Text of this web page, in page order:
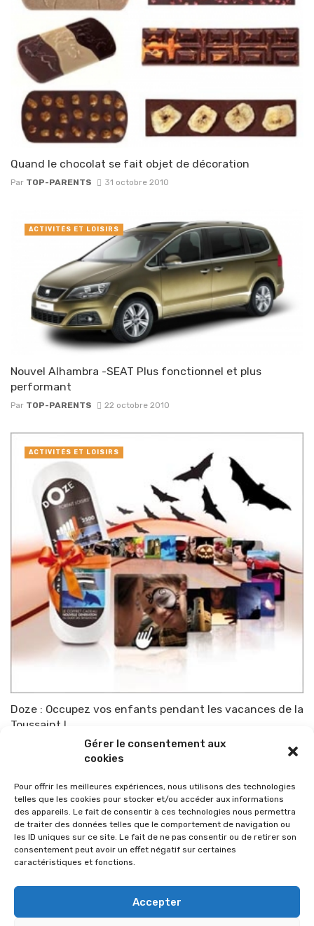
Gérer le consentement aux
cookies
Pour offrir les meilleures expériences, nous utilisons des technologies
telles que les cookies pour stocker et/ou accéder aux informations
des appareils. Le fait de consentir à ces technologies nous permettra
de traiter des données telles que le comportement de navigation ou
les ID uniques sur ce site. Le fait de ne pas consentir ou de retirer son
consentement peut avoir un effet négatif sur certaines
caractéristiques et fonctions.
Accepter
Quand le chocolat se fait objet de décoration
Par TOP-PARENTS 31 octobre 2010
Nouvel Alhambra -SEAT Plus fonctionnel et plus
performant
Par TOP-PARENTS 22 octobre 2010
ACTIVITÉS ET LOISIRS
Doze : Occupez vos enfants pendant les vacances de la
Toussaint !
TOP-PARENTS 22 octobre 2010
ACTIVITÉS ET LOISIRS